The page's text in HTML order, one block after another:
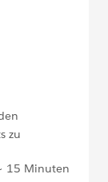
zu
15 Minuten